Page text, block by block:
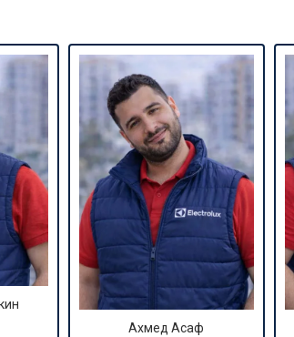
Ахмед Асаф